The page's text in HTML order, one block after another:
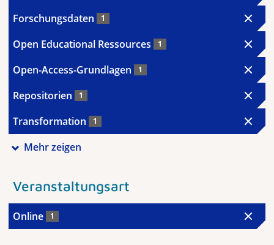
Forschungsdaten 1
Open Educational Ressources 1
Open-Access-Grundlagen 1
Repositorien 1
Transformation 1
Mehr zeigen
Veranstaltungsart
Online 1